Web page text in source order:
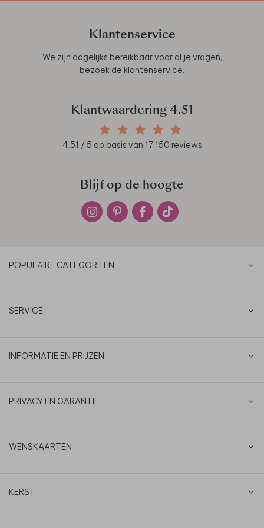
Klantenservice
We zijn dagelijks bereikbaar voor al je vragen,
bezoek de klantenservice.
Klantwaardering 4.51
4.51 / 5 op basis van 17.150 reviews
Blijf op de hoogte
POPULAIRE CATEGORIEËN
SERVICE
INFORMATIE EN PRIJZEN
PRIVACY EN GARANTIE
WENSKAARTEN
KERST